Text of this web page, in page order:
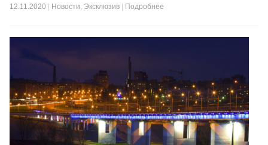
12.11.2020 Новости, Эксклюзив Подробнее